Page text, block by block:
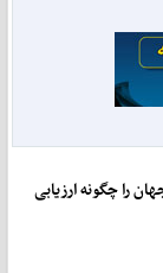
را چگونه ارزیابی